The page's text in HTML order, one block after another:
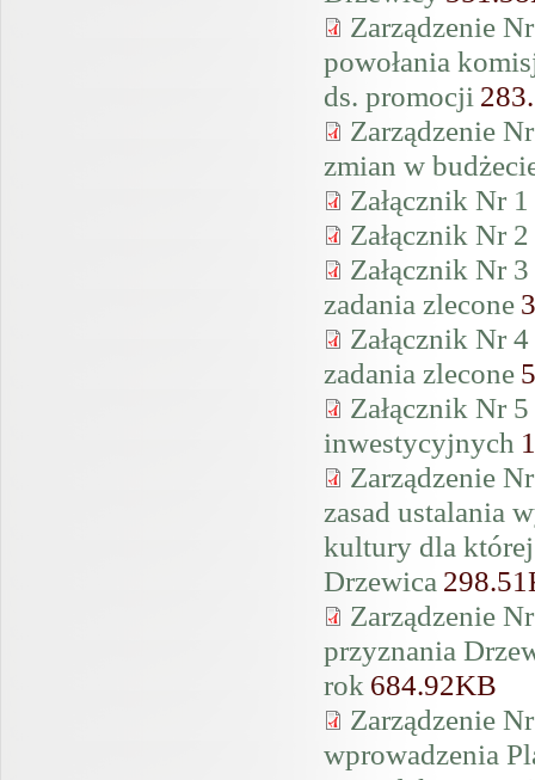
Zarządzenie
powołania
ds. promocji
Zarządzenie
zmian w
Załącznik Nr
Załącznik Nr
Załącznik Nr
zadania zlecone
Załącznik Nr
zadania zlecone
Załącznik Nr
inwestycyjnych
Zarządzenie
zasad ustalania
kultury dla
Drzewica
Zarządzenie
przyznania
rok 684.92KB
Zarządzenie
wprowadzenia